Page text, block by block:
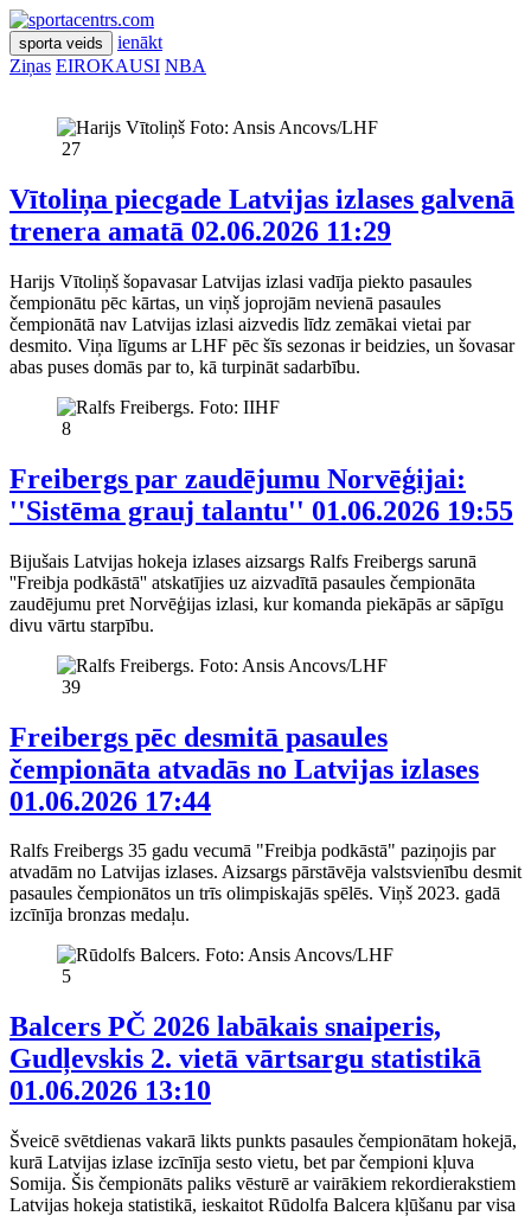
sporta veids
ienākt
Ziņas EIROKAUSI NBA
27
Vītoliņa piecgade Latvijas izlases galvenā
trenera amatā 02.06.2026 11:29
Harijs Vītoliņš šopavasar Latvijas izlasi vadīja piekto pasaules
čempionātu pēc kārtas, un viņš joprojām nevienā pasaules
čempionātā nav Latvijas izlasi aizvedis līdz zemākai vietai par
desmito. Viņa līgums ar LHF pēc šīs sezonas ir beidzies, un šovasar
abas puses domās par to, kā turpināt sadarbību.
8
Freibergs par zaudējumu Norvēģijai:
''Sistēma grauj talantu'' 01.06.2026 19:55
Bijušais Latvijas hokeja izlases aizsargs Ralfs Freibergs sarunā
''Freibja podkāstā'' atskatījies uz aizvadītā pasaules čempionāta
zaudējumu pret Norvēģijas izlasi, kur komanda piekāpās ar sāpīgu
divu vārtu starpību.
39
Freibergs pēc desmitā pasaules
čempionāta atvadās no Latvijas izlases
01.06.2026 17:44
Ralfs Freibergs 35 gadu vecumā "Freibja podkāstā" paziņojis par
atvadām no Latvijas izlases. Aizsargs pārstāvēja valstsvienību desmit
pasaules čempionātos un trīs olimpiskajās spēlēs. Viņš 2023. gadā
izcīnīja bronzas medaļu.
5
Balcers PČ 2026 labākais snaiperis,
Gudļevskis 2. vietā vārtsargu statistikā
01.06.2026 13:10
Šveicē svētdienas vakarā likts punkts pasaules čempionātam hokejā,
kurā Latvijas izlase izcīnīja sesto vietu, bet par čempioni kļuva
Somija. Šis čempionāts paliks vēsturē ar vairākiem rekordierakstiem
Latvijas hokeja statistikā, ieskaitot Rūdolfa Balcera kļūšanu par visa